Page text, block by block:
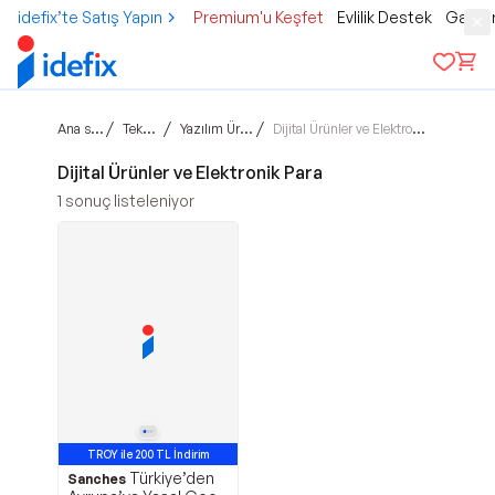
idefix’te Satış Yapın Premium'u Keşfet Evlilik Destek
Ana sayfa / Teknoloji / Yazılım Ürünleri / Dijital Ürünler ve Elektronik Para
Dijital Ürünler ve Elektronik Para
1 sonuç listeleniyor
TROY ile 200 TL İndirim
Sanches Türkiye’den